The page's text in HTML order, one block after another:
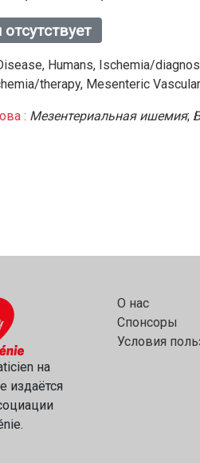
Humans, Ischemia/
therapy, Mesenteric
: Мезентериальная ишемия;
на
издаётся
О нас
Спонсоры
Условия